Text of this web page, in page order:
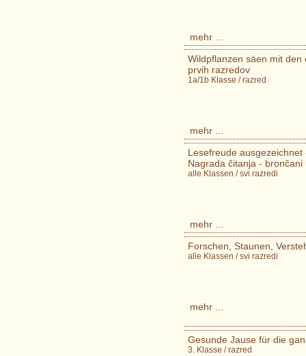
mehr ...
Wildpflanzen säen mit den
prvih razredov
1a/1b Klasse / razred
mehr ...
Lesefreude
Nagrada čitanja -
alle Klassen / svi razredi
mehr ...
Forschen, Staunen,
alle Klassen / svi razredi
mehr ...
Gesunde Jause für die
3. Klasse / razred